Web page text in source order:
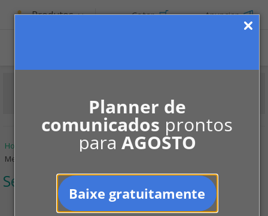
Planner de
comunicados prontos
para AGOSTO
Baixe gratuitamente
Produtos Cotar Anunciar
Home Notícias
Segurança
Mercadinho de condomínio
Segurança